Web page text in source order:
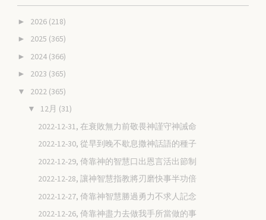
► 2026 (218)
► 2025 (365)
► 2024 (366)
► 2023 (365)
▼ 2022 (365)
▼ 12月 (31)
2022-12-31, 在衰敗無力前敬畏神謹守神誡命
2022-12-30, 從早到晚不歇息撒神話語的種子
2022-12-29, 倚靠神的智慧口出恩言活出節制
2022-12-28, 讓神智慧指教將刃磨快事半功倍
2022-12-27, 倚靠神智慧勝過勇力不求人記念
2022-12-26, 倚靠神盡力去做我手所當做的事